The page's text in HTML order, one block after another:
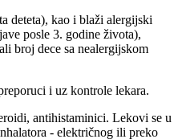
deteta), kao i blaži alergijski
posle 3. godine života),
broj dece sa nealergijskom
i uz kontrole lekara.
antihistaminici. Lekovi se u
- električnog ili preko